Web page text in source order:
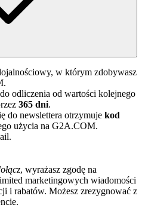
w którym zdobywasz
do odliczenia od wartości kolejnego
365 dni.
do newslettera otrzymuje kod
użycia na G2A.COM.
, wyrażasz zgodę na
marketingowych wiadomości
i rabatów. Możesz zrezygnować z